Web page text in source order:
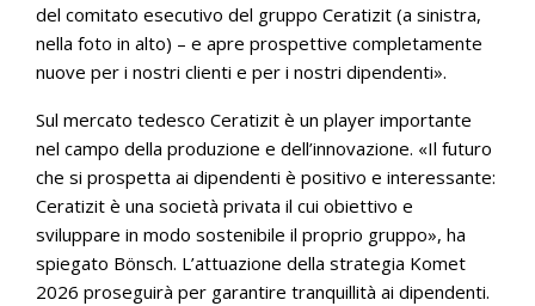
del comitato esecutivo del gruppo Ceratizit (a sinistra,
nella foto in alto) – e apre prospettive completamente
nuove per i nostri clienti e per i nostri dipendenti».
Sul mercato tedesco Ceratizit è un player importante
nel campo della produzione e dell’innovazione. «Il futuro
che si prospetta ai dipendenti è positivo e interessante:
Ceratizit è una società privata il cui obiettivo e
sviluppare in modo sostenibile il proprio gruppo», ha
spiegato Bönsch. L’attuazione della strategia Komet
2026 proseguirà per garantire tranquillità ai dipendenti.